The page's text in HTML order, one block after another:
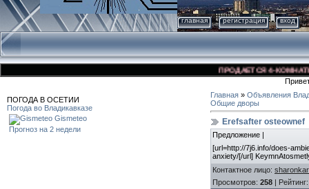
главная регистрация вход
ПРОДАЕТСЯ 4-
ПОГОДА В ОСЕТИИ
Погода во Владикавказе
Gismeteo
Прогноз на 2 недели
Главная » Объявления
Общие дворы
Erefsafter osteownef
Предложение |
[url=http://7j6.info/does-
anxiety/[/url]
Контактное лицо: sharonkar
Просмотров: 258 | Рейтинг